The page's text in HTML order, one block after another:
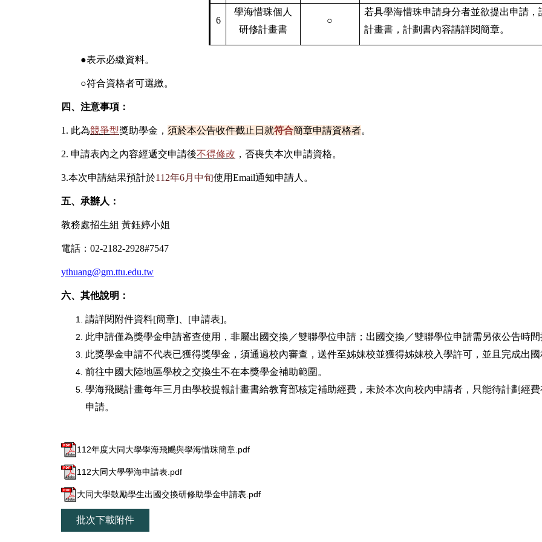
6
學海惜珠個人
研修計畫書
○
若具學海惜珠申請身分者並欲提出申請，
計畫書，計劃書內容請詳閱簡章。
●表示必繳資料。
○符合資格者可選繳。
四、注意事項：
1. 此為競爭型獎助學金， 須於本公告收件截止日就符合簡章申請資格者。
2. 申請表內之內容經遞交申請後不得修改 ，否喪失本次申請資格。
3.本次申請結果預計於112年6月中旬使用Email通知申請人。
五、承辦人：
教務處招生組 黃鈺婷小姐
電話：02-2182-2928#7547
ythuang@gm.ttu.edu.tw
六、其他說明：
請詳閱附件資料[簡章]、[申請表]。
此申請僅為獎學金申請審查使用，非屬出國交換／雙聯學位申請；出國交換／雙聯學位申請需另依公告時間
此獎學金申請不代表已獲得獎學金，須通過校內審查，送件至姊妹校並獲得姊妹校入學許可，並且完成出國
前往中國大陸地區學校之交換生不在本獎學金補助範圍。
學海飛颺計畫每年三月由學校提報計畫書給教育部核定補助經費，未於本次向校內申請者，只能待計劃經
申請。
112年度大同大學學海飛颺與學海惜珠簡章.pdf
112大同大學學海申請表.pdf
大同大學鼓勵學生出國交換研修助學金申請表.pdf
批次下載附件